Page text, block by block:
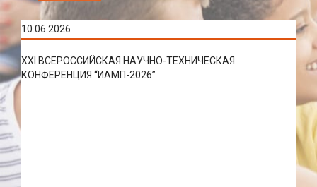
10.06.2026
XXI ВСЕРОССИЙСКАЯ НАУЧНО-ТЕХНИЧЕСКАЯ
КОНФЕРЕНЦИЯ “ИАМП-2026”